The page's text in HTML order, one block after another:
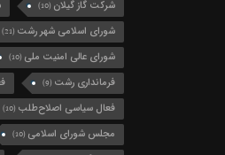
شرکت گاز گیلان (10)
شورای اسلامی شهر رشت (21)
شورای عالی امنیت ملی (10)
فرمانداری رشت (9)
فعال سیاسی اصلاح‌طلب (10)
مجلس شورای اسلامی (10)